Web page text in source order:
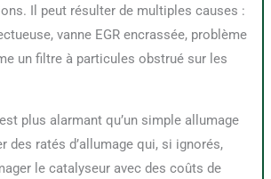
Il peut résulter de multiples causes :
vanne EGR encrassée, problème
un filtre à particules obstrué sur les
des ratés d’allumage qui, si ignorés,
le catalyseur avec des coûts de